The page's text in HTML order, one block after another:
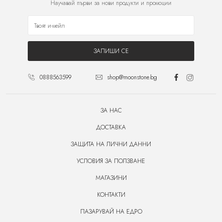
Научавай първи за нови продукти и промоции
ЗАПИШИ СЕ
0888563599 shop@moonstone.bg
ЗА НАС
ДОСТАВКА
ЗАЩИТА НА ЛИЧНИ ДАННИ
УСЛОВИЯ ЗА ПОЛЗВАНЕ
МАГАЗИНИ
КОНТАКТИ
ПАЗАРУВАЙ НА ЕДРО